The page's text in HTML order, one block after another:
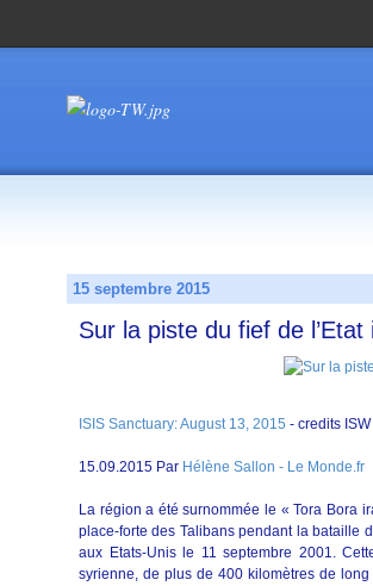
15 septembre 2015
Sur la piste du fief de l’Etat
ISIS Sanctuary: August 13, 2015 - credits ISW
15.09.2015 Par Hélène Sallon - Le Monde.fr
La région a été surnommée le « Tora Bora
place-forte des Talibans pendant la bataille
aux Etats-Unis le 11 septembre 2001.
syrienne, de plus de 400 kilomètres de